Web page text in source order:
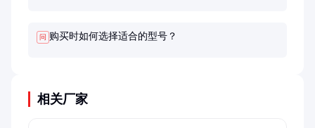
问 购买时如何选择适合的型号？
相关厂家